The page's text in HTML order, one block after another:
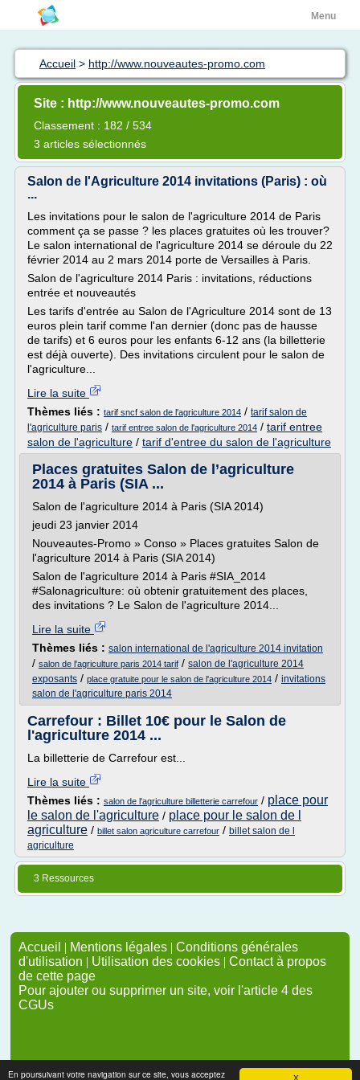
X
En poursuivant votre navigation sur ce site, vous acceptez
Menu
Accueil > http://www.nouveautes-promo.com
Site : http://www.nouveautes-promo.com
Classement : 182 / 534
3 articles sélectionnés
Salon de l'Agriculture 2014 invitations (Paris) : où
...
Les invitations pour le salon de l'agriculture 2014 de Paris
comment ça se passe ? les places gratuites où les trouver?
Le salon international de l'agriculture 2014 se déroule du 22
février 2014 au 2 mars 2014 porte de Versailles à Paris.
Salon de l'agriculture 2014 Paris : invitations, réductions
entrée et nouveautés
Les tarifs d'entrée au Salon de l'Agriculture 2014 sont de 13
euros plein tarif comme l'an dernier (donc pas de hausse
de tarifs) et 6 euros pour les enfants 6-12 ans (la billetterie
est déjà ouverte). Des invitations circulent pour le salon de
l'agriculture...
Lire la suite
Thèmes liés : tarif sncf salon de l'agriculture 2014 / tarif salon de
l'agriculture paris / tarif entree salon de l'agriculture 2014 / tarif entree
salon de l'agriculture / tarif d'entree du salon de l'agriculture
Places gratuites Salon de l’agriculture
2014 à Paris (SIA ...
Salon de l'agriculture 2014 à Paris (SIA 2014)
jeudi 23 janvier 2014
Nouveautes-Promo » Conso » Places gratuites Salon de
l'agriculture 2014 à Paris (SIA 2014)
Salon de l'agriculture 2014 à Paris #SIA_2014
#Salonagriculture: où obtenir gratuitement des places,
des invitations ? Le Salon de l'agriculture 2014...
Lire la suite
Thèmes liés : salon international de l'agriculture 2014 invitation
/ salon de l'agriculture paris 2014 tarif / salon de l'agriculture 2014
exposants / place gratuite pour le salon de l'agriculture 2014 / invitations
salon de l'agriculture paris 2014
Carrefour : Billet 10€ pour le Salon de
l'agriculture 2014 ...
La billetterie de Carrefour est...
Lire la suite
Thèmes liés : salon de l'agriculture billetterie carrefour / place pour
le salon de l'agriculture / place pour le salon de l
agriculture / billet salon agriculture carrefour / billet salon de l
agriculture
3 Ressources
Accueil | Mentions légales | Conditions générales
d'utilisation | Utilisation des cookies | Contact à propos
de cette page
Pour ajouter ou supprimer un site, voir l'article 4 des
CGUs